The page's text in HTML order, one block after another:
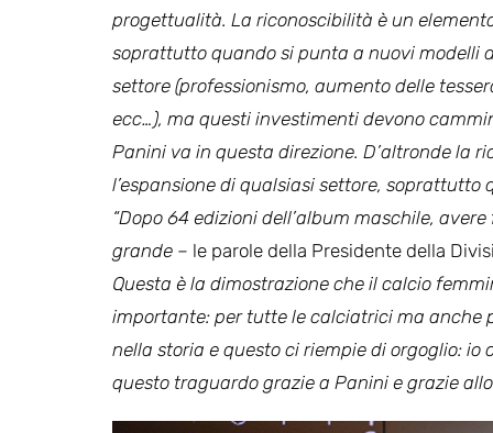
progettualità. La riconoscibilità è un
soprattutto quando si punta a nuovi modelli
settore (professionismo, aumento delle
ecc…), ma questi investimenti devono
Panini va in questa direzione. D’altronde la
l’espansione di qualsiasi settore,
“Dopo 64 edizioni dell’album maschile,
grande – le parole della Presidente della
Questa è la dimostrazione che il calcio
importante: per tutte le calciatrici ma anche
nella storia e questo ci riempie di orgoglio:
questo traguardo grazie a Panini e grazie